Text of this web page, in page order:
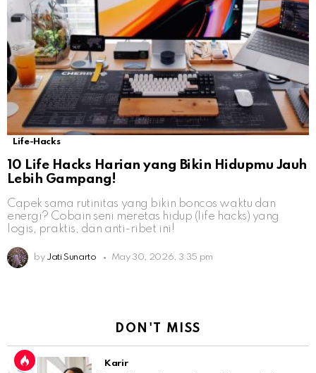
Life-Hacks
10 Life Hacks Harian yang Bikin Hidupmu Jauh
Lebih Gampang!
Capek sama rutinitas yang bikin boncos waktu dan
energi? Cobain seni meretas hidup (life hacks) yang
logis, praktis, dan anti-ribet ini!
by Jati Sunarto May 30, 2026, 3:35 pm
DON'T MISS
Karir